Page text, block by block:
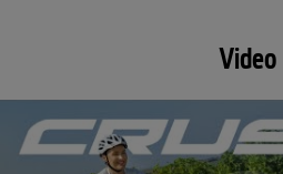
Video